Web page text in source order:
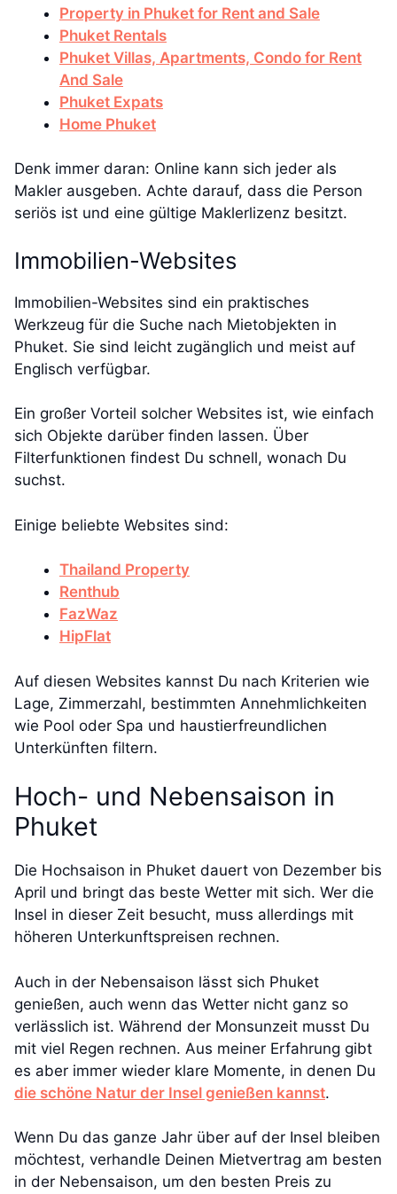
Property in Phuket for Rent and Sale
Phuket Rentals
Phuket Villas, Apartments, Condo for Rent
And Sale
Phuket Expats
Home Phuket
Denk immer daran: Online kann sich jeder als
Makler ausgeben. Achte darauf, dass die Person
seriös ist und eine gültige Maklerlizenz besitzt.
Immobilien-Websites
Immobilien-Websites sind ein praktisches
Werkzeug für die Suche nach Mietobjekten in
Phuket. Sie sind leicht zugänglich und meist auf
Englisch verfügbar.
Ein großer Vorteil solcher Websites ist, wie einfach
sich Objekte darüber finden lassen. Über
Filterfunktionen findest Du schnell, wonach Du
suchst.
Einige beliebte Websites sind:
Thailand Property
Renthub
FazWaz
HipFlat
Auf diesen Websites kannst Du nach Kriterien wie
Lage, Zimmerzahl, bestimmten Annehmlichkeiten
wie Pool oder Spa und haustierfreundlichen
Unterkünften filtern.
Hoch- und Nebensaison in
Phuket
Die Hochsaison in Phuket dauert von Dezember bis
April und bringt das beste Wetter mit sich. Wer die
Insel in dieser Zeit besucht, muss allerdings mit
höheren Unterkunftspreisen rechnen.
Auch in der Nebensaison lässt sich Phuket
genießen, auch wenn das Wetter nicht ganz so
verlässlich ist. Während der Monsunzeit musst Du
mit viel Regen rechnen. Aus meiner Erfahrung gibt
es aber immer wieder klare Momente, in denen Du
die schöne Natur der Insel genießen kannst.
Wenn Du das ganze Jahr über auf der Insel bleiben
möchtest, verhandle Deinen Mietvertrag am besten
in der Nebensaison, um den besten Preis zu